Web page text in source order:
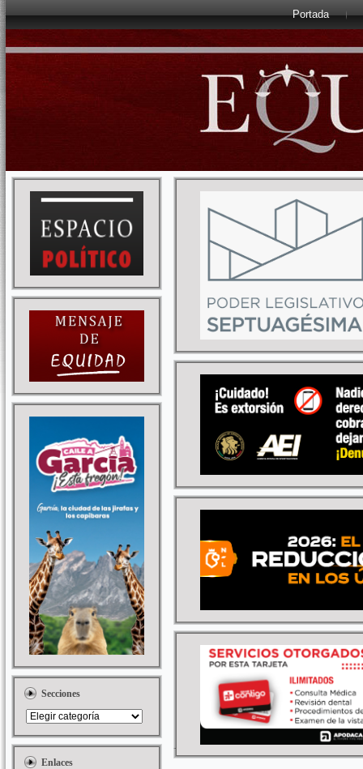
Portada
Secciones
Enlaces